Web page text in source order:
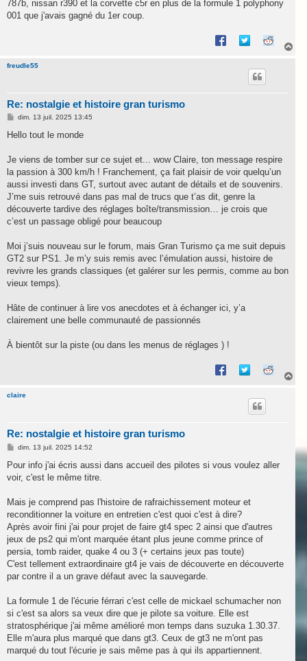
787b, nissan r390 et la corvette c5r en plus de la formule 1 polyphony
001 que j'avais gagné du 1er coup.
freudle55
Re: nostalgie et histoire gran turismo
M
s
g
dim. 13 juil. 2025 13:45
Hello tout le monde
Je viens de tomber sur ce sujet et... wow Claire, ton message respire
la passion à 300 km/h ! Franchement, ça fait plaisir de voir quelqu’un
aussi investi dans GT, surtout avec autant de détails et de souvenirs.
J’me suis retrouvé dans pas mal de trucs que t’as dit, genre la
découverte tardive des réglages boîte/transmission… je crois que
c’est un passage obligé pour beaucoup
Moi j’suis nouveau sur le forum, mais Gran Turismo ça me suit depuis
GT2 sur PS1. Je m’y suis remis avec l’émulation aussi, histoire de
revivre les grands classiques (et galérer sur les permis, comme au bon
vieux temps).
Hâte de continuer à lire vos anecdotes et à échanger ici, y’a
clairement une belle communauté de passionnés
À bientôt sur la piste (ou dans les menus de réglages ) !
claire
Re: nostalgie et histoire gran turismo
M
s
a
dim. 13 juil. 2025 14:52
Pour info j'ai écris aussi dans accueil des pilotes si vous voulez aller
voir, c'est le même titre.
Mais je comprend pas l'histoire de rafraichissement moteur et
reconditionner la voiture en entretien c'est quoi c'est à dire?
Après avoir fini j'ai pour projet de faire gt4 spec 2 ainsi que d'autres
jeux de ps2 qui m'ont marquée étant plus jeune comme prince of
persia, tomb raider, quake 4 ou 3 (+ certains jeux pas toute)
C'est tellement extraordinaire gt4 je vais de découverte en découverte
par contre il a un grave défaut avec la sauvegarde.
La formule 1 de l'écurie férrari c'est celle de mickael schumacher non
si c'est sa alors sa veux dire que je pilote sa voiture. Elle est
stratosphérique j'ai même amélioré mon temps dans suzuka 1.30.37.
Elle m'aura plus marqué que dans gt3. Ceux de gt3 ne m'ont pas
marqué du tout l'écurie je sais même pas à qui ils appartiennent.